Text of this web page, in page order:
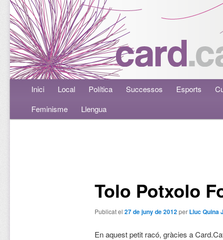
Menú principalAneu al contingut principal
Aneu al contingut secundari
Inici Local Política Successos Esports
Feminisme
Llengua
Tolo Potxolo
Publicat el 27 de juny de 2012per Lluc Quina
En aquest petit racó, gràcies a